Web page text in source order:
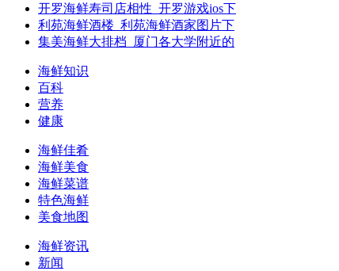
开罗海鲜寿司店相性_开罗游戏ios下
利苑海鲜酒楼_利苑海鲜酒家图片下
集美海鲜大排档_厦门各大学附近的
海鲜知识
百科
营养
健康
海鲜佳肴
海鲜美食
海鲜菜谱
特色海鲜
美食地图
海鲜资讯
新闻